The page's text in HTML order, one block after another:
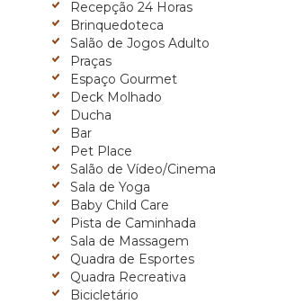
Recepção 24 Horas
Brinquedoteca
Salão de Jogos Adulto
Praças
Espaço Gourmet
Deck Molhado
Ducha
Bar
Pet Place
Salão de Vídeo/Cinema
Sala de Yoga
Baby Child Care
Pista de Caminhada
Sala de Massagem
Quadra de Esportes
Quadra Recreativa
Bicicletário